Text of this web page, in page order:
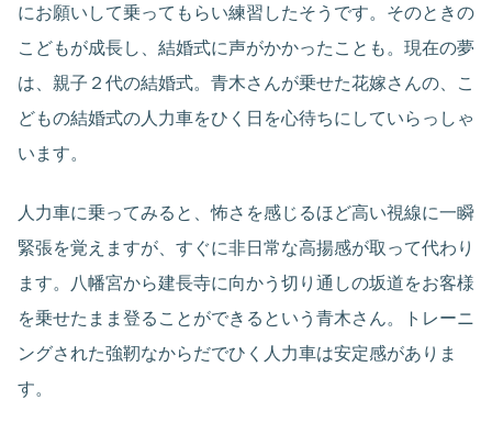
にお願いして乗ってもらい練習したそうです。そのときの
こどもが成長し、結婚式に声がかかったことも。現在の夢
は、親子２代の結婚式。青木さんが乗せた花嫁さんの、こ
どもの結婚式の人力車をひく日を心待ちにしていらっしゃ
います。
人力車に乗ってみると、怖さを感じるほど高い視線に一瞬
緊張を覚えますが、すぐに非日常な高揚感が取って代わり
ます。八幡宮から建長寺に向かう切り通しの坂道をお客様
を乗せたまま登ることができるという青木さん。トレーニ
ングされた強靭なからだでひく人力車は安定感がありま
す。